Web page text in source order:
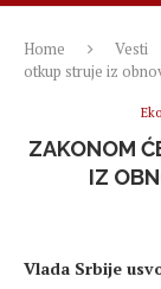
Home Vesti
otkup struje iz
ZAKONOM
IZ
Vlada Srbije